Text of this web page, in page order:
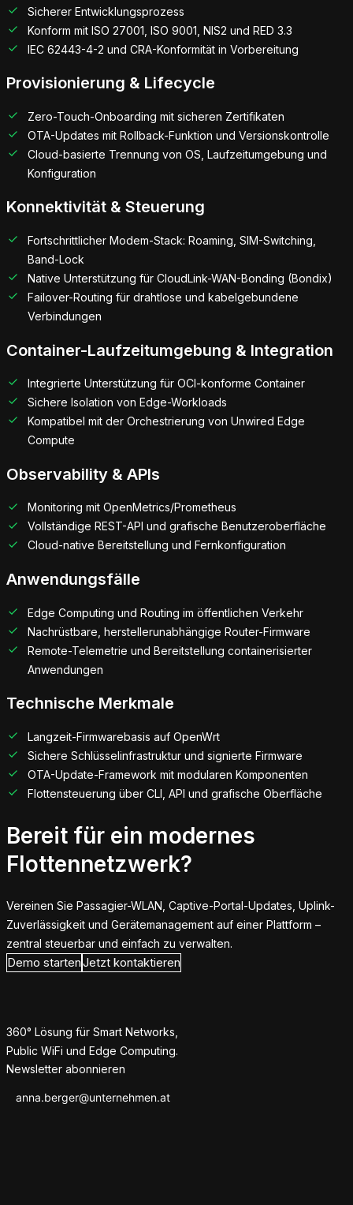
Sicherer Entwicklungsprozess
Konform mit ISO 27001, ISO 9001, NIS2 und RED 3.3
IEC 62443-4-2 und CRA-Konformität in Vorbereitung
Provisionierung & Lifecycle
Zero-Touch-Onboarding mit sicheren Zertifikaten
OTA-Updates mit Rollback-Funktion und Versionskontrolle
Cloud-basierte Trennung von OS, Laufzeitumgebung und
Konfiguration
Konnektivität & Steuerung
Fortschrittlicher Modem-Stack: Roaming, SIM-Switching,
Band-Lock
Native Unterstützung für CloudLink-WAN-Bonding (Bondix)
Failover-Routing für drahtlose und kabelgebundene
Verbindungen
Container-Laufzeitumgebung & Integration
Integrierte Unterstützung für OCI-konforme Container
Sichere Isolation von Edge-Workloads
Kompatibel mit der Orchestrierung von Unwired Edge
Compute
Observability & APIs
Monitoring mit OpenMetrics/Prometheus
Vollständige REST-API und grafische Benutzeroberfläche
Cloud-native Bereitstellung und Fernkonfiguration
Anwendungsfälle
Edge Computing und Routing im öffentlichen Verkehr
Nachrüstbare, herstellerunabhängige Router-Firmware
Remote-Telemetrie und Bereitstellung containerisierter
Anwendungen
Technische Merkmale
Langzeit-Firmwarebasis auf OpenWrt
Sichere Schlüsselinfrastruktur und signierte Firmware
OTA-Update-Framework mit modularen Komponenten
Flottensteuerung über CLI, API und grafische Oberfläche
Bereit für ein modernes
Flottennetzwerk?
Vereinen Sie Passagier-WLAN, Captive-Portal-Updates, Uplink-
Zuverlässigkeit und Gerätemanagement auf einer Plattform –
zentral steuerbar und einfach zu verwalten.
Demo startenJetzt kontaktieren
360° Lösung für Smart Networks,
Public WiFi und Edge Computing.
Newsletter abonnieren